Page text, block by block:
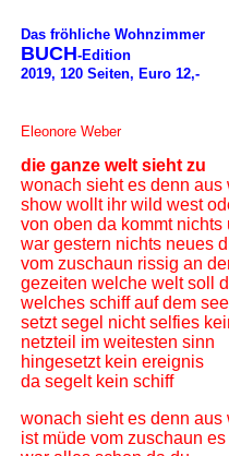
Das fröhliche Wohnzimmer
BUCH-Edition
2019, 120 Seiten, Euro 12,-
Eleonore Weber
die ganze welt sieht zu
wonach sieht es denn aus
show wollt ihr wild west
von oben da kommt nichts
war gestern nichts neues
vom zuschaun rissig an
gezeiten welche welt soll
welches schiff auf dem
setzt segel nicht selfies
netzteil im weitesten sinn
hingesetzt kein ereignis
da segelt kein schiff
wonach sieht es denn aus
ist müde vom zuschaun es